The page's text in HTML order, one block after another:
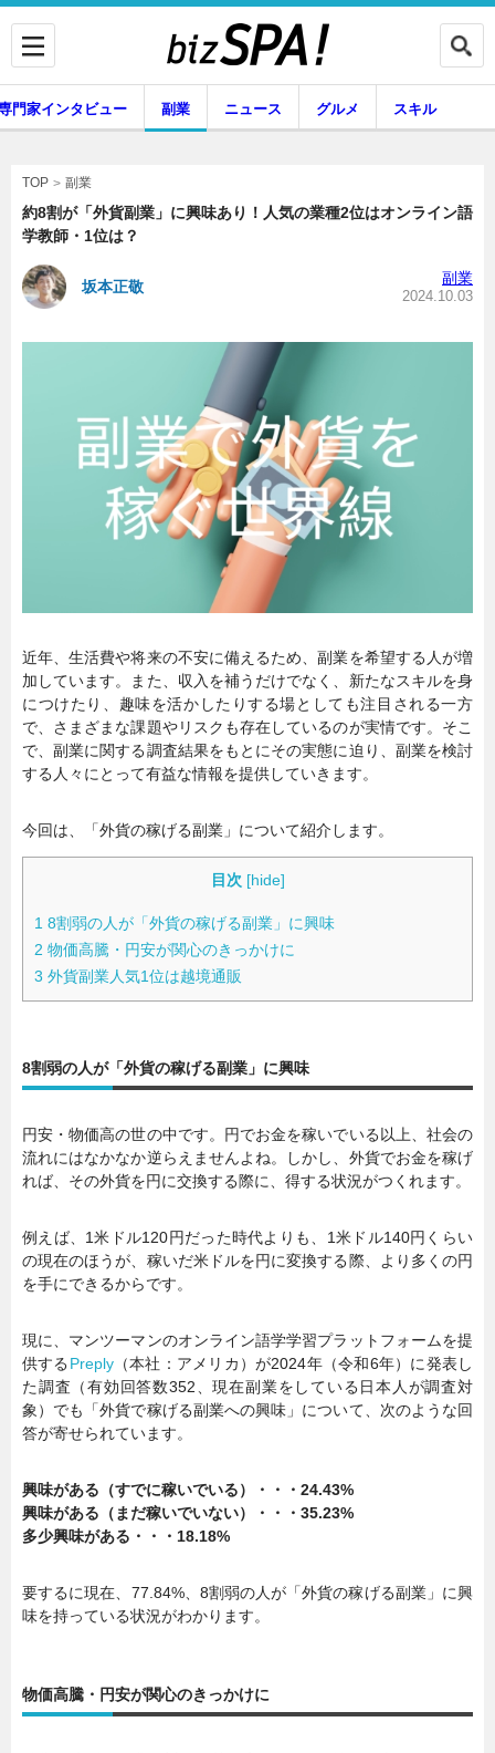
グルメ スキル
暮らし エンタメ
門家インタビュー 副業 ニュース グルメ スキル
TOP 副業
約8割が「外貨副業」に興味あり！人気の業種2位はオンライン語
学教師・1位は？
坂本正敬 副業
2024.10.03
近年、生活費や将来の不安に備えるため、副業を希望する人が増
加しています。また、収入を補うだけでなく、新たなスキルを身
につけたり、趣味を活かしたりする場としても注目される一方
で、さまざまな課題やリスクも存在しているのが実情です。そこ
で、副業に関する調査結果をもとにその実態に迫り、副業を検討
する人々にとって有益な情報を提供していきます。
今回は、「外貨の稼げる副業」について紹介します。
目次 [hide]
1 8割弱の人が「外貨の稼げる副業」に興味
2 物価高騰・円安が関心のきっかけに
3 外貨副業人気1位は越境通販
8割弱の人が「外貨の稼げる副業」に興味
円安・物価高の世の中です。円でお金を稼いでいる以上、社会の
流れにはなかなか逆らえませんよね。しかし、外貨でお金を稼げ
れば、その外貨を円に交換する際に、得する状況がつくれます。
例えば、1米ドル120円だった時代よりも、1米ドル140円くらい
の現在のほうが、稼いだ米ドルを円に変換する際、より多くの円
を手にできるからです。
現に、マンツーマンのオンライン語学学習プラットフォームを提
供する Preply（本社：アメリカ）が2024年（令和6年）に発表し
た調査（有効回答数352、現在副業をしている日本人が調査対
象）でも「外貨で稼げる副業への興味」について、次のような回
答が寄せられています。
興味がある（すでに稼いでいる）・・・24.43%
興味がある（まだ稼いでいない）・・・35.23%
多少興味がある・・・18.18%
要するに現在、77.84%、8割弱の人が「外貨の稼げる副業」に興
味を持っている状況がわかります。
物価高騰・円安が関心のきっかけに